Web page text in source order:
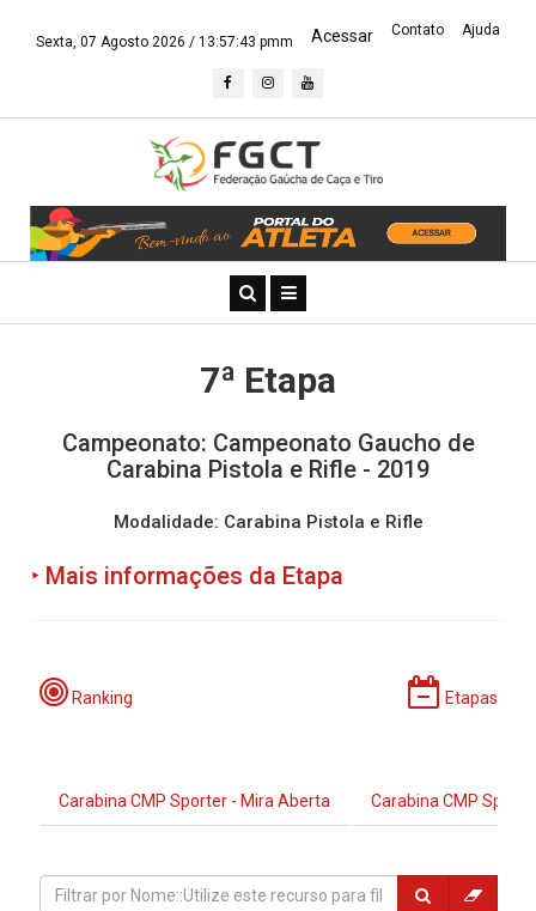
Sexta, 07 Agosto 2026 / 13:57:43 pmm Acessar Contato Ajuda
7ª Etapa
Campeonato: Campeonato Gaucho de
Carabina Pistola e Rifle - 2019
Modalidade: Carabina Pistola e Rifle
‣ Mais informações da Etapa
Período de Incrições:
Ranking Etapas
Carabina CMP Sporter - Mira Aberta Carabina CMP